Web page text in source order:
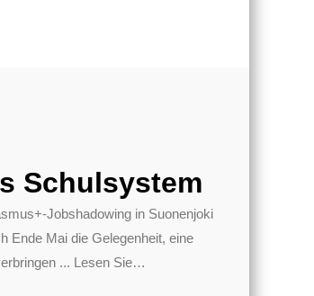
Schulsystem
Jobshadowing in Suonenjoki
Ende Mai die Gelegenheit, eine
... Lesen Sie…